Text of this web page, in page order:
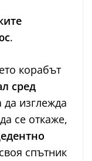
.
корабът
сред
да изглежда
се откаже,
спътник